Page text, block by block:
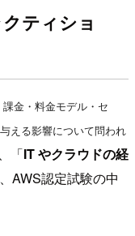
ティショ
課金・料金モデル・セ
える影響について問われ
「IT やクラウドの経
AWS認定試験の中